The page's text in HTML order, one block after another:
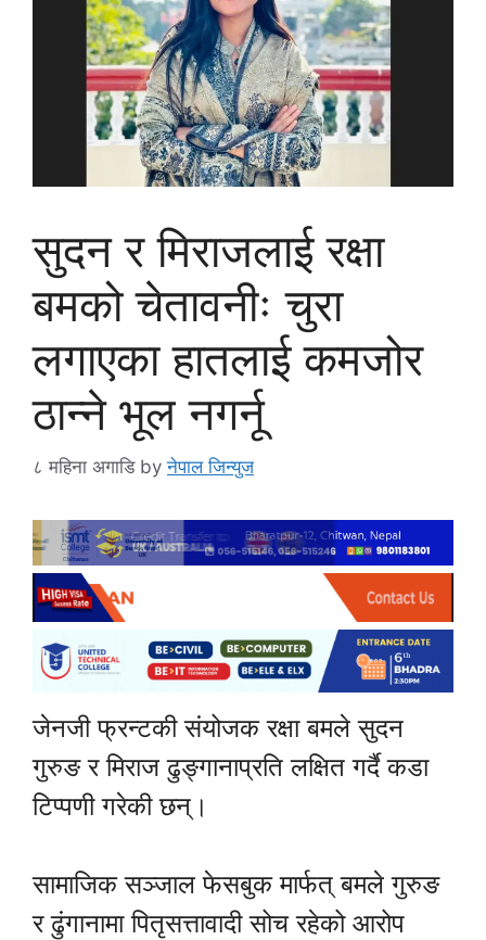
सुदन र मिराजलाई रक्षा
बमको चेतावनीः चुरा
लगाएका हातलाई कमजोर
ठान्ने भूल नगर्नू
८ महिना अगाडि byनेपाल जिन्युज
जेनजी फ्रन्टकी संयोजक रक्षा बमले सुदन
गुरुङ र मिराज ढुङ्गानाप्रति लक्षित गर्दै कडा
टिप्पणी गरेकी छन्।
सामाजिक सञ्जाल फेसबुक मार्फत् बमले गुरुङ
र ढुंगानामा पितृसत्तावादी सोच रहेको आरोप